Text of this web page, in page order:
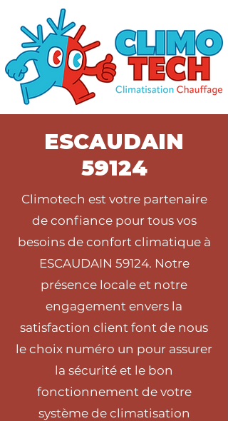
ESCAUDAIN
59124
Climotech est votre partenaire
de confiance pour tous vos
besoins de confort climatique à
ESCAUDAIN 59124. Notre
présence locale et notre
engagement envers la
satisfaction client font de nous
le choix numéro un pour assurer
la sécurité et le bon
fonctionnement de votre
système de climatisation